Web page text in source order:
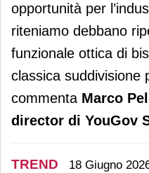
opportunità per
riteniamo debbano
funzionale ottica di
classica suddivisione
commenta Marco
director di YouGov
TREND 18 Giugno